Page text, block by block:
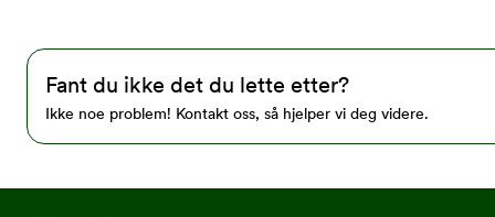
Fant du ikke det du lette etter?
Ikke noe problem! Kontakt oss, så hjelper vi deg videre.